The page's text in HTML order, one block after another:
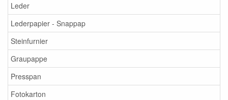
Leder
Lederpapier - Snappap
Steinfurnier
Graupappe
Presspan
Fotokarton